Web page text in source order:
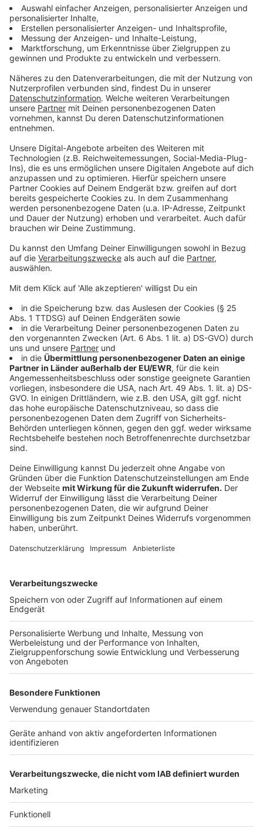
Anzeige
Meta begrüßte die Entscheidung. Man bekräftige,
dass der Ansatz keine Datenschutz-Bestimmungen
verletze und im Einklang mit der Bewertung durch die
irische Datenschutzkommission stehe. "Wir sind
verpflichtet, Deutsch-trainierte KI in die Hände der
deutschen Bevölkerung zu bringen und sicherzustellen,
dass jeder in Europa gleichberechtigten Zugang zu den
vollen Vorteilen der generativen KI hat", erklärte ein
Meta-Sprecher. Die Verbraucherzentrale äußerte sich
enttäuscht. "Aus unserer Sicht bleibt die Nutzung
personenbezogener Daten für das Training der Meta-
eigenen KI hochproblematisch", sagte VZ-NRW-
Vorstand Wolfgang Schuldzinski. Die Ablehnung des
Eilantrags bedeute, dass nun Fakten geschaffen
würden, obwohl es weiterhin erhebliche Zweifel an der
Rechtmäßigkeit der Verwendung in dieser Form gebe.
Anzeige
Welche Daten nutzt Meta genau?
Anzeige
Ab dem 27. Mai werden sämtliche öffentlich
einsehbaren Inhalte für die KI zugänglich gemacht:
Posts, Kommentare, Fotos, Videos und Storys. Meta
beruft sich dabei auf ein "berechtigtes Interesse",
diese Daten zu verwenden, sofern Nutzer dem nicht
noch bis zum 26. Mai möglich.
Anzeige
"nachvollziehbar"
Rechtsanwalt Christian Solmecke von der Kanzlei
"rechtlich nachvollziehbar". "Datenschutzethisch sollte
sie aber nicht das letzte Wort sein", erklärte der
Datenschutzexperte auf Anfrage der Deutschen
personenbezogenen Daten in der Vergangenheit alles
andere als ein Musterknabe gewesen. "Umso
verständlicher ist die Skepsis, wenn Meta nun
Milliarden von Nutzerbeiträgen für das Training seiner
KI-Systeme nutzen will und das ohne aktive
Einwilligung."
Anzeige